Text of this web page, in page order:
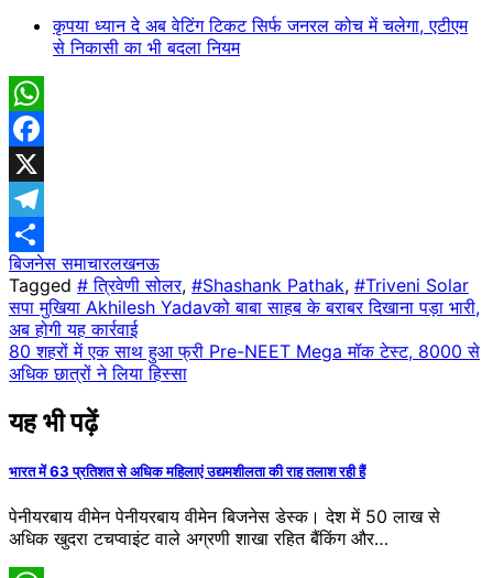
कृपया ध्यान दे अब वेटिंग टिकट सिर्फ जनरल कोच में चलेगा, एटीएम
से निकासी का भी बदला नियम
WhatsApp
Facebook
X
Telegram
Share
बिजनेस समाचारलखनऊ
Tagged # त्रिवेणी सोलर, #Shashank Pathak, #Triveni Solar
Post
navigation
सपा मुखिया Akhilesh Yadavको बाबा साहब के बराबर दिखाना पड़ा भारी,
अब होगी यह कार्रवाई
80 शहरों में एक साथ हुआ फ्री Pre-NEET Mega मॉक टेस्ट, 8000 से
अधिक छात्रों ने लिया हिस्सा
यह भी पढ़ें
भारत में 63 प्रतिशत से अधिक महिलाएं उद्यमशीलता की राह तलाश रही हैं
पेनीयरबाय वीमेन पेनीयरबाय वीमेन बिजनेस डेस्क। देश में 50 लाख से
अधिक खुदरा टचप्वाइंट वाले अग्रणी शाखा रहित बैंकिंग और…